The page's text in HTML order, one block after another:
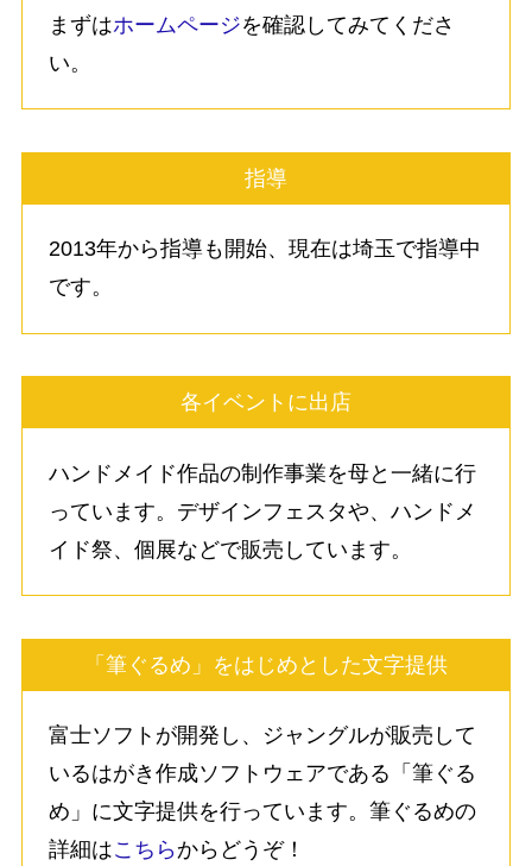
まずはホームページを確認してみてくださ
い。
指導
2013年から指導も開始、現在は埼玉で指導中
です。
各イベントに出店
ハンドメイド作品の制作事業を母と一緒に行
っています。デザインフェスタや、ハンドメ
イド祭、個展などで販売しています。
「筆ぐるめ」をはじめとした文字提供
富士ソフトが開発し、ジャングルが販売して
いるはがき作成ソフトウェアである「筆ぐる
め」に文字提供を行っています。筆ぐるめの
詳細はこちらからどうぞ！